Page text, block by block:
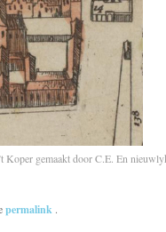
Koper gemaakt door C.E. En
permalink .